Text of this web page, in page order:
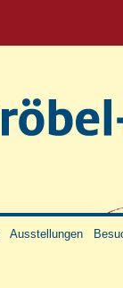
Ausstellungen